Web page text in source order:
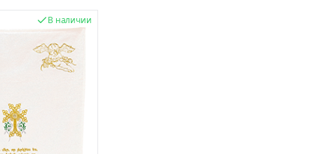
В наличии